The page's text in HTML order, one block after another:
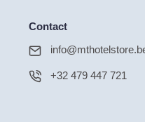
Contact
+32 479 447 721